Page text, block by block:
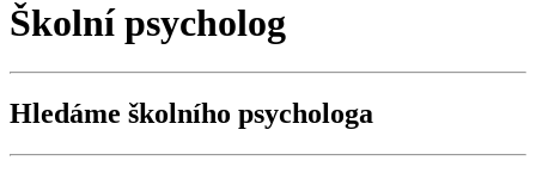
Školní psycholog
Hledáme školního psychologa